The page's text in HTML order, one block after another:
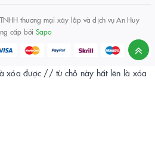
thương mại xây lắp và dịch vụ An Huy
cấp bởi Sapo
xóa được // từ chỗ này hất lên là xóa